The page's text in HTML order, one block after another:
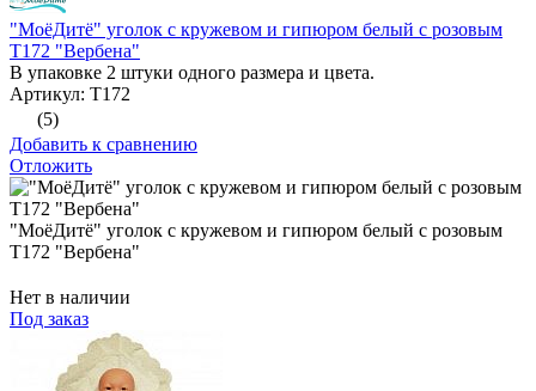
"МоёДитё" уголок с кружевом и гипюром белый с розовым
Т172 "Вербена"
В упаковке 2 штуки одного размера и цвета.
Артикул: Т172
(5)
Добавить к сравнению
Отложить
"МоёДитё" уголок с кружевом и гипюром белый с розовым
Т172 "Вербена"
Нет в наличии
Под заказ